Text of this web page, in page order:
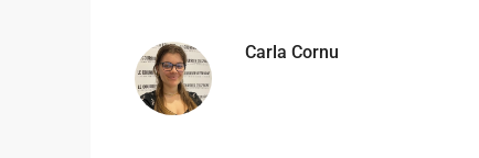
Carla Cornu